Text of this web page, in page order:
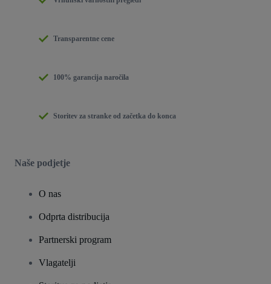
Transparentne cene
100% garancija naročila
Storitev za stranke od začetka do konca
Naše podjetje
O nas
Odprta distribucija
Partnerski program
Vlagatelji